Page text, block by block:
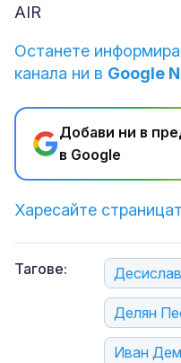
AIR
Останете
канала ни в Google
Добави ни в
в Google
Харесайте
Тагове:
Делян
Иван